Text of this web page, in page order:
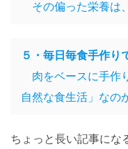
その偏った栄養は
５・毎日毎食手作り
肉をベースに手作
自然な食生活」なの
ちょっと長い記事にな